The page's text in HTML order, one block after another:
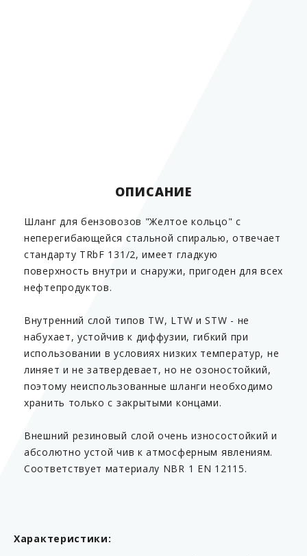
ОПИСАНИЕ
Шланг для бензовозов "Желтое кольцо" с
неперегибающейся стальной спиралью, отвечает
стандарту TRbF 131/2, имеет гладкую
поверхность внутри и снаружи, пригоден для всех
нефтепродуктов.
Внутренний слой типов TW, LTW и STW - не
набухает, устойчив к диффузии, гибкий при
использовании в условиях низких температур, не
линяет и не затвердевает, но не озоностойкий,
поэтому неиспользованные шланги необходимо
хранить только с закрытыми концами.
Внешний резиновый слой очень износостойкий и
абсолютно устой чив к атмосферным явлениям.
Соответствует материалу NBR 1 EN 12115.
Характеристики: